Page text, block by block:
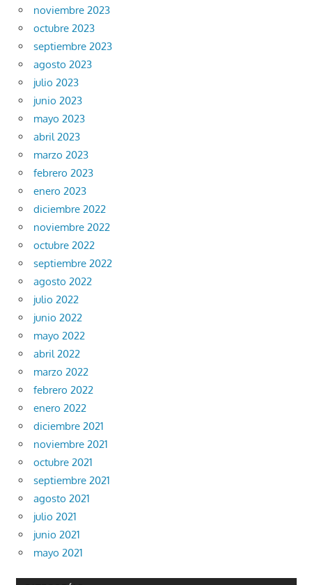
noviembre 2023
octubre 2023
septiembre 2023
agosto 2023
julio 2023
junio 2023
mayo 2023
abril 2023
marzo 2023
febrero 2023
enero 2023
diciembre 2022
noviembre 2022
octubre 2022
septiembre 2022
agosto 2022
julio 2022
junio 2022
mayo 2022
abril 2022
marzo 2022
febrero 2022
enero 2022
diciembre 2021
noviembre 2021
octubre 2021
septiembre 2021
agosto 2021
julio 2021
junio 2021
mayo 2021